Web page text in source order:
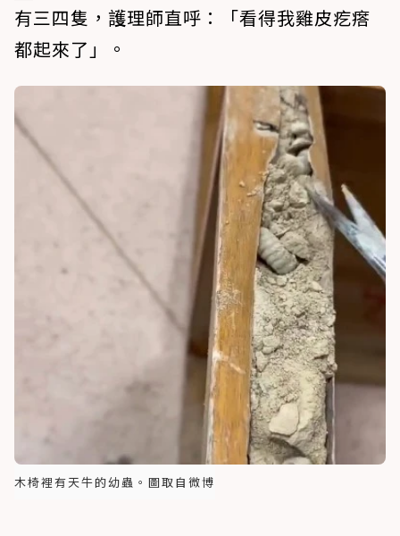
有三四隻，護理師直呼：「看得我雞皮疙瘩
都起來了」。
木椅裡有天牛的幼蟲。圖取自微博